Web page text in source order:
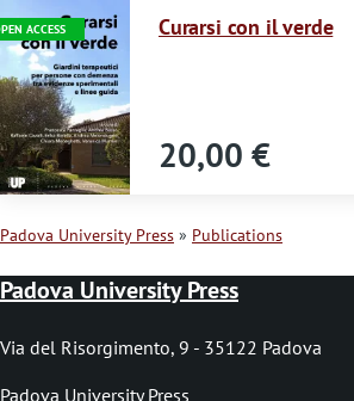
m
e
s
s
a
g
e
ACCESS
Immagine Curarsi con il verde
20,00 €
B
r
e
a
Padova University Press Publications
Padova University Press
Via del Risorgimento, 9 - 35122 Padova
Padova University Press